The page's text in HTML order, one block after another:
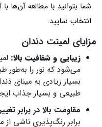
شما بتوانید با مطالعه آن‌ها
انتخاب نمایید.
مزایای لمینت دندان
زیبایی و شفافیت بالا:
می‌شود که نور را به‌طور
بسیار زیادی به مینای
طبیعی و بسیار جذاب
مقاومت بالا در برابر
برابر رنگ‌پذیری ناشی